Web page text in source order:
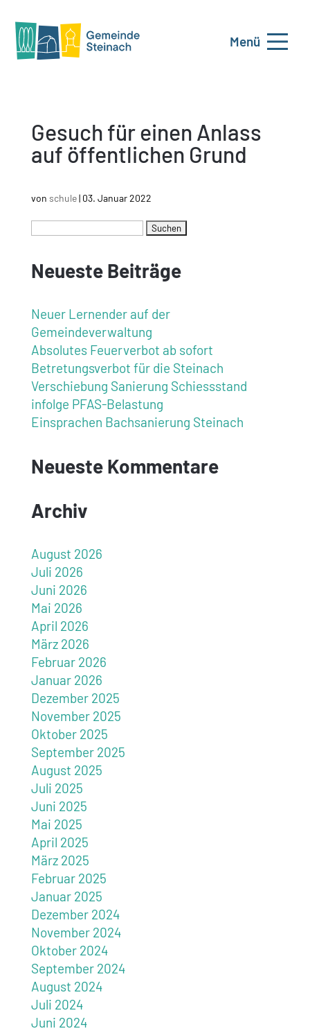
Menü
Gesuch für einen Anlass
auf öffentlichen Grund
von schule| 03. Januar 2022
Neueste Beiträge
Neuer Lernender auf der
Gemeindeverwaltung
Absolutes Feuerverbot ab sofort
Betretungsverbot für die Steinach
Verschiebung Sanierung Schiessstand
infolge PFAS-Belastung
Einsprachen Bachsanierung Steinach
Neueste Kommentare
Archiv
August 2026
Juli 2026
Juni 2026
Mai 2026
April 2026
März 2026
Februar 2026
Januar 2026
Dezember 2025
November 2025
Oktober 2025
September 2025
August 2025
Juli 2025
Juni 2025
Mai 2025
April 2025
März 2025
Februar 2025
Januar 2025
Dezember 2024
November 2024
Oktober 2024
September 2024
August 2024
Juli 2024
Juni 2024